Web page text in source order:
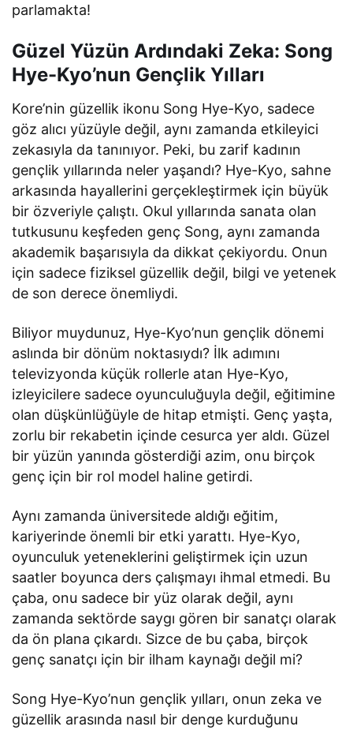
parlamakta!
Güzel Yüzün Ardındaki Zeka: Song
Hye-Kyo’nun Gençlik Yılları
Kore’nin güzellik ikonu Song Hye-Kyo, sadece
göz alıcı yüzüyle değil, aynı zamanda etkileyici
zekasıyla da tanınıyor. Peki, bu zarif kadının
gençlik yıllarında neler yaşandı? Hye-Kyo, sahne
arkasında hayallerini gerçekleştirmek için büyük
bir özveriyle çalıştı. Okul yıllarında sanata olan
tutkusunu keşfeden genç Song, aynı zamanda
akademik başarısıyla da dikkat çekiyordu. Onun
için sadece fiziksel güzellik değil, bilgi ve yetenek
de son derece önemliydi.
Biliyor muydunuz, Hye-Kyo’nun gençlik dönemi
aslında bir dönüm noktasıydı? İlk adımını
televizyonda küçük rollerle atan Hye-Kyo,
izleyicilere sadece oyunculuğuyla değil, eğitimine
olan düşkünlüğüyle de hitap etmişti. Genç yaşta,
zorlu bir rekabetin içinde cesurca yer aldı. Güzel
bir yüzün yanında gösterdiği azim, onu birçok
genç için bir rol model haline getirdi.
Aynı zamanda üniversitede aldığı eğitim,
kariyerinde önemli bir etki yarattı. Hye-Kyo,
oyunculuk yeteneklerini geliştirmek için uzun
saatler boyunca ders çalışmayı ihmal etmedi. Bu
çaba, onu sadece bir yüz olarak değil, aynı
zamanda sektörde saygı gören bir sanatçı olarak
da ön plana çıkardı. Sizce de bu çaba, birçok
genç sanatçı için bir ilham kaynağı değil mi?
Song Hye-Kyo’nun gençlik yılları, onun zeka ve
güzellik arasında nasıl bir denge kurduğunu